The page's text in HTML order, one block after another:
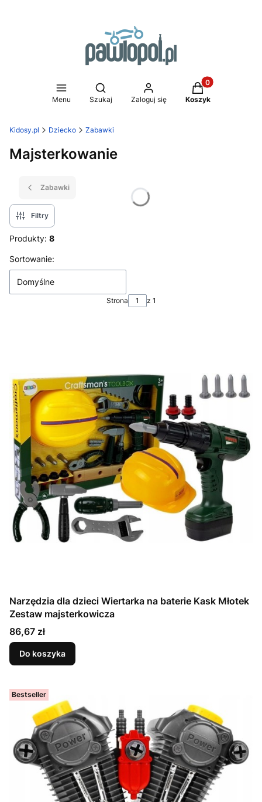
Menu
Otwórz wyszukiwarkę
Szukaj Zaloguj się
Produkty w
Koszyk
Kidosy.pl Dziecko Zabawki
Majsterkowanie
Zabawki
Filtry
Produkty: 8
Lista produktów
Sortowanie:
Domyślne
Strona z 1
Narzędzia dla dzieci Wiertarka na baterie Kask Młotek
Zestaw majsterkowicza
Cena
86,67 zł
Do koszyka
Bestseller